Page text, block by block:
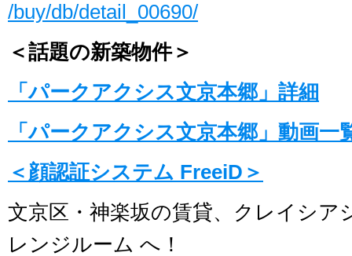
/buy/db/detail_00690/
＜話題の新築物件＞
「パークアクシス文京本郷」詳細
「パークアクシス文京本郷」動画一
＜顔認証システム FreeiD＞
文京区・神楽坂の賃貸、クレイシア
レンジルーム へ！